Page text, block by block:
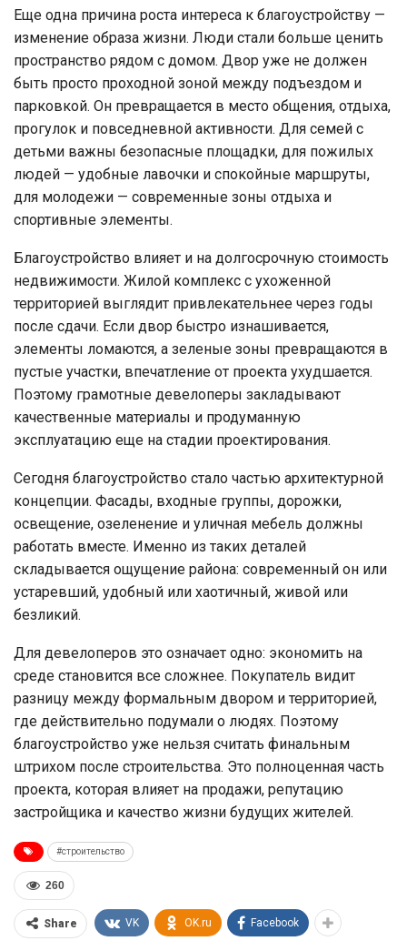
Еще одна причина роста интереса к благоустройству —
изменение образа жизни. Люди стали больше ценить
пространство рядом с домом. Двор уже не должен
быть просто проходной зоной между подъездом и
парковкой. Он превращается в место общения, отдыха,
прогулок и повседневной активности. Для семей с
детьми важны безопасные площадки, для пожилых
людей — удобные лавочки и спокойные маршруты,
для молодежи — современные зоны отдыха и
спортивные элементы.
Благоустройство влияет и на долгосрочную стоимость
недвижимости. Жилой комплекс с ухоженной
территорией выглядит привлекательнее через годы
после сдачи. Если двор быстро изнашивается,
элементы ломаются, а зеленые зоны превращаются в
пустые участки, впечатление от проекта ухудшается.
Поэтому грамотные девелоперы закладывают
качественные материалы и продуманную
эксплуатацию еще на стадии проектирования.
Сегодня благоустройство стало частью архитектурной
концепции. Фасады, входные группы, дорожки,
освещение, озеленение и уличная мебель должны
работать вместе. Именно из таких деталей
складывается ощущение района: современный он или
устаревший, удобный или хаотичный, живой или
безликий.
Для девелоперов это означает одно: экономить на
среде становится все сложнее. Покупатель видит
разницу между формальным двором и территорией,
где действительно подумали о людях. Поэтому
благоустройство уже нельзя считать финальным
штрихом после строительства. Это полноценная часть
проекта, которая влияет на продажи, репутацию
застройщика и качество жизни будущих жителей.
#строительство
260
Share VK OK.ru Facebook